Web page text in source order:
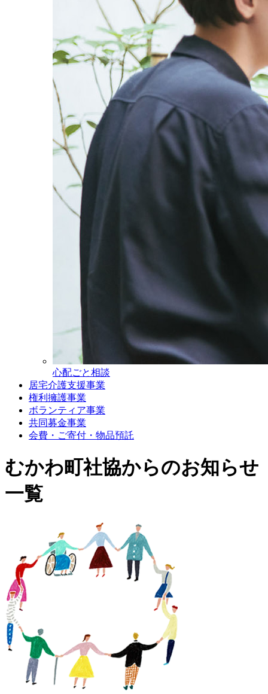
心配ごと相談
居宅介護支援事業
権利擁護事業
ボランティア事業
共同募金事業
会費・ご寄付・物品預託
むかわ町社協からのお知らせ
一覧